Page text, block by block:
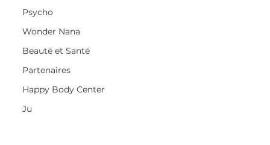
Psycho
Wonder Nana
Beauté et Santé
Partenaires
Happy Body Center
Ju